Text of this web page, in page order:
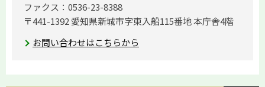
ファクス：0536-23-8388
〒441-1392 愛知県新城市字東入船115番地 本庁舎4階
お問い合わせはこちらから